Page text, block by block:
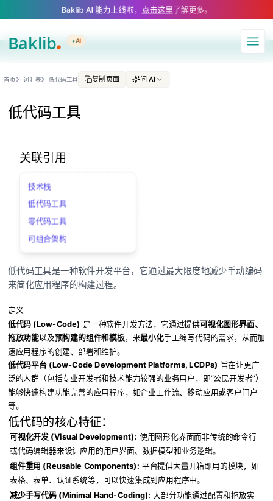
A Markdown version of this page is available at https://
Baklib AI 能力上线啦， 点击这里了解更多。
+AI
导航
首页 词汇表 低代码工具 复制页面 问 AI
低代码工具
低代码工具是一种软件开发平台，它通过最大限度地减少手动编码
来简化应用程序的构建过程。
定义
低代码 (Low-Code) 是一种软件开发方法，它通过提供可视化图形界面、
拖放功能以及预构建的组件和模板，来最小化手工编写代码的需求，从而加
速应用程序的创建、部署和维护。
低代码平台 (Low-Code Development Platforms, LCDPs) 旨在让更广
泛的人群（包括专业开发者和技术能力较强的业务用户，即“公民开发者”）
能够快速构建功能完善的应用程序，如企业工作流、移动应用或客户门户
等。
低代码的核心特征：
可视化开发 (Visual Development): 使用图形化界面而非传统的命令行
或代码编辑器来设计应用的用户界面、数据模型和业务逻辑。
组件重用 (Reusable Components): 平台提供大量开箱即用的模块，如
表格、表单、认证系统等，可以快速集成到应用程序中。
减少手写代码 (Minimal Hand-Coding): 大部分功能通过配置和拖放实
关联引用
技术栈
低代码工具
零代码工具
可组合架构